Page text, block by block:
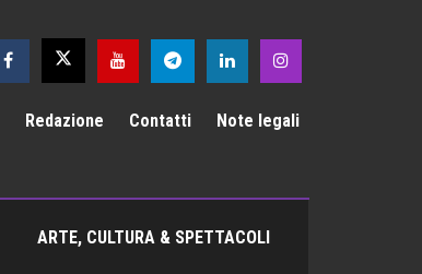
Redazione Contatti Note legali
ARTE, CULTURA & SPETTACOLI
ARTE militante
Proteggersi, sempre